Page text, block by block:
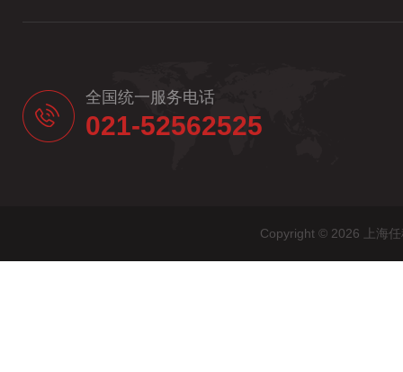
全国统一服务电话
021-52562525
Copyright © 2026 上海